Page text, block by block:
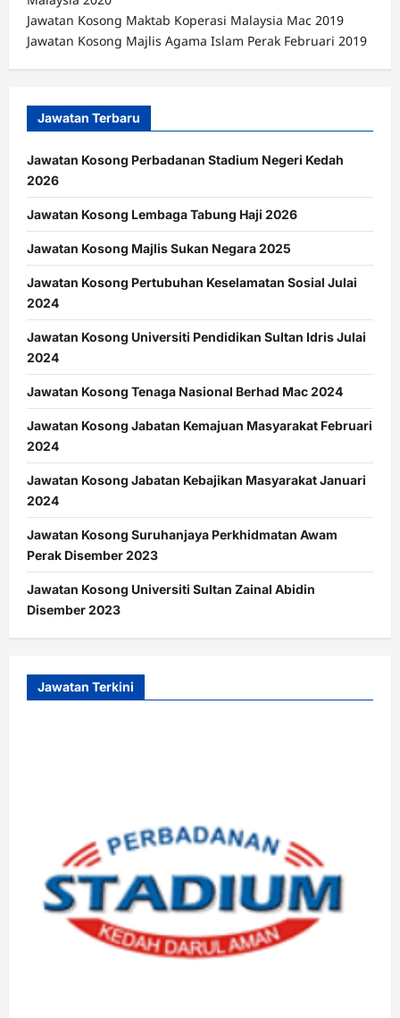
Jawatan Kosong Maktab Koperasi Malaysia Mac 2019
Jawatan Kosong Majlis Agama Islam Perak Februari 2019
Jawatan Terbaru
Jawatan Kosong Perbadanan Stadium Negeri Kedah
2026
Jawatan Kosong Lembaga Tabung Haji 2026
Jawatan Kosong Majlis Sukan Negara 2025
Jawatan Kosong Pertubuhan Keselamatan Sosial Julai
2024
Jawatan Kosong Universiti Pendidikan Sultan Idris Julai
2024
Jawatan Kosong Tenaga Nasional Berhad Mac 2024
Jawatan Kosong Jabatan Kemajuan Masyarakat Februari
2024
Jawatan Kosong Jabatan Kebajikan Masyarakat Januari
2024
Jawatan Kosong Suruhanjaya Perkhidmatan Awam
Perak Disember 2023
Jawatan Kosong Universiti Sultan Zainal Abidin
Disember 2023
Jawatan Terkini